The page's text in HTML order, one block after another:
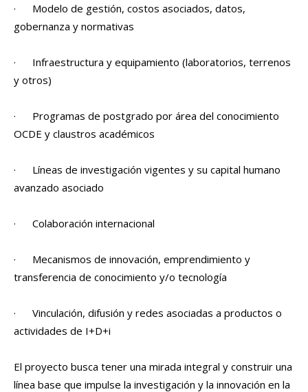
· Modelo de gestión, costos asociados, datos,
gobernanza y normativas
· Infraestructura y equipamiento (laboratorios, terrenos
y otros)
· Programas de postgrado por área del conocimiento
OCDE y claustros académicos
· Líneas de investigación vigentes y su capital humano
avanzado asociado
· Colaboración internacional
· Mecanismos de innovación, emprendimiento y
transferencia de conocimiento y/o tecnología
· Vinculación, difusión y redes asociadas a productos o
actividades de I+D+i
El proyecto busca tener una mirada integral y construir una
línea base que impulse la investigación y la innovación en la